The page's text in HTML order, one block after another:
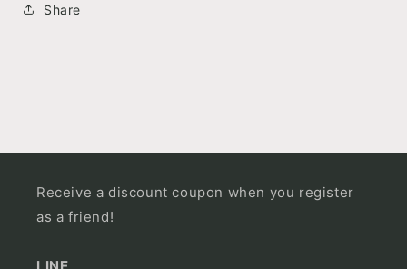
Share
Receive a discount coupon when you register
as a friend!